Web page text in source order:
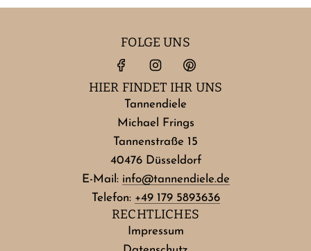
FOLGE UNS
HIER FINDET IHR UNS
Tannendiele
Michael Frings
Tannenstraße 15
40476 Düsseldorf
E-Mail: info@tannendiele.de
Telefon: +49 179 5893636
RECHTLICHES
Impressum